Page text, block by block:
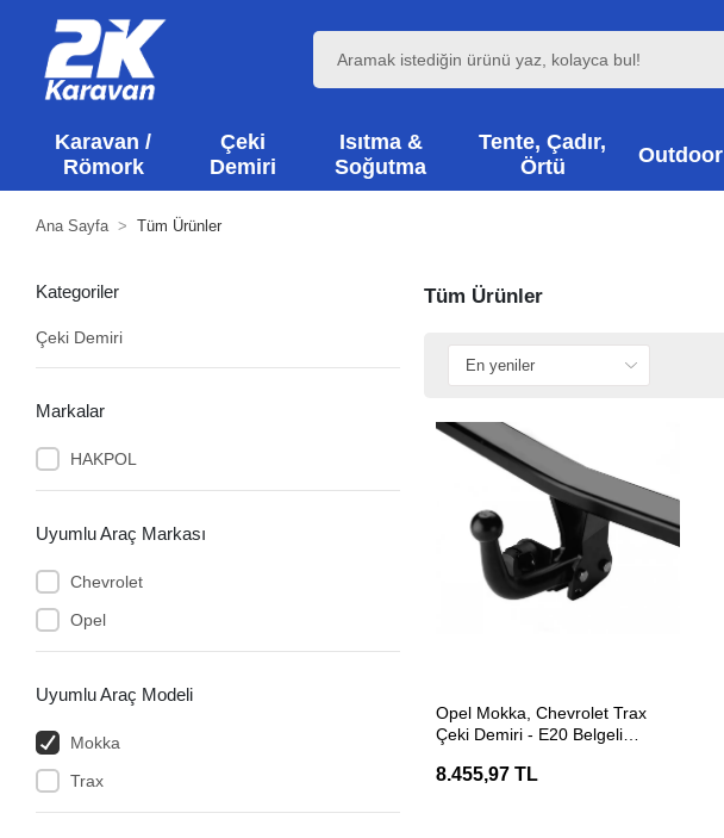
Karavan /
Römork
Çeki
Demiri
Isıtma &
Soğutma
Tente, Çadır,
Örtü
Outdoor
Ana Sayfa Tüm Ürünler
Kategoriler
Çeki Demiri
Markalar
HAKPOL
Uyumlu Araç Markası
Chevrolet
Opel
Uyumlu Araç Modeli
Mokka
Trax
Tüm Ürünler
Opel Mokka, Chevrolet Trax
Çeki Demiri - E20 Belgeli
8.455,97 TL